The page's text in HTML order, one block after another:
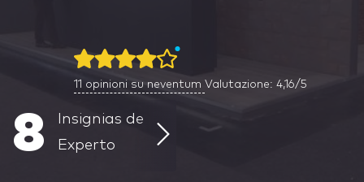
11 opinioni su neventum Valutazione: 4,16/5
8
Insignias de
Experto